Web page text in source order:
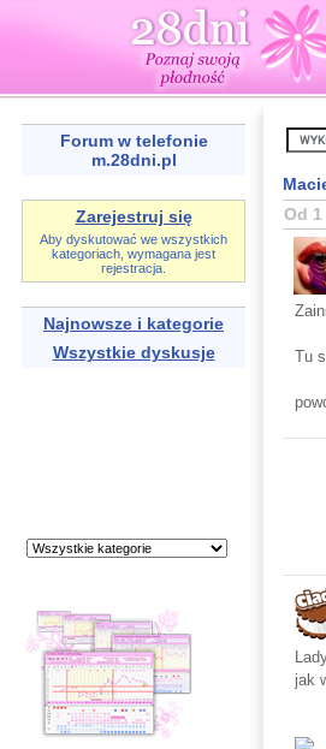
Forum w telefonie
m.28dni.pl
Zarejestruj się
Aby dyskutować we wszystkich
kategoriach, wymagana jest
rejestracja.
Najnowsze i kategorie
Wszystkie dyskusje
Od 1
Tu
jak